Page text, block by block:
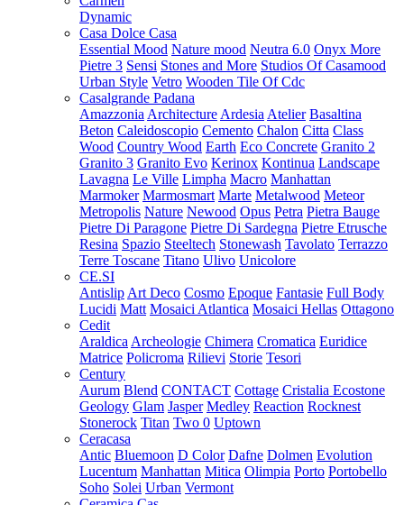
Dynamic
Casa Dolce Casa
Essential Mood Nature mood Neutra 6.0 Onyx More
Pietre 3 Sensi Stones and More Studios Of Casamood
Urban Style Vetro Wooden Tile Of Cdc
Casalgrande Padana
Amazzonia Architecture Ardesia Atelier Basaltina
Beton Caleidoscopio Cemento Chalon Citta Class
Wood Country Wood Earth Eco Concrete Granito 2
Granito 3 Granito Evo Kerinox Kontinua Landscape
Lavagna Le Ville Limpha Macro Manhattan
Marmoker Marmosmart Marte Metalwood Meteor
Metropolis Nature Newood Opus Petra Pietra Bauge
Pietre Di Paragone Pietre Di Sardegna Pietre Etrusche
Resina Spazio Steeltech Stonewash Tavolato Terrazzo
Terre Toscane Titano Ulivo Unicolore
CE.SI
Antislip Art Deco Cosmo Epoque Fantasie Full Body
Lucidi Matt Mosaici Atlantica Mosaici Hellas Ottagono
Cedit
Araldica Archeologie Chimera Cromatica Euridice
Matrice Policroma Rilievi Storie Tesori
Century
Aurum Blend CONTACT Cottage Cristalia Ecostone
Geology Glam Jasper Medley Reaction Rocknest
Stonerock Titan Two 0 Uptown
Ceracasa
Antic Bluemoon D Color Dafne Dolmen Evolution
Lucentum Manhattan Mitica Olimpia Porto Portobello
Soho Solei Urban Vermont